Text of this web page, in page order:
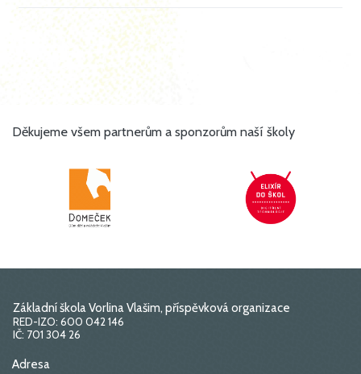
Děkujeme všem partnerům a sponzorům naší školy
Základní škola Vorlina Vlašim, příspěvková organizace
RED-IZO: 600 042 146
IČ: 701 304 26
Adresa